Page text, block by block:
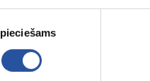
kus kliendi
väärtus.
jaoks!